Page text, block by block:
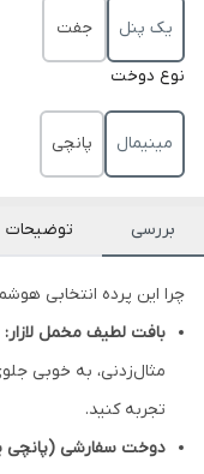
یک پنل جفت
نوع دوخت
مینیمال پانچی
بررسی توضیحات
چرا این پرده انتخابی
بافت لطیف مخمل لازار:
مثال‌زدنی، به خوبی
تجربه کنید.
دوخت سفارشی (پانچی